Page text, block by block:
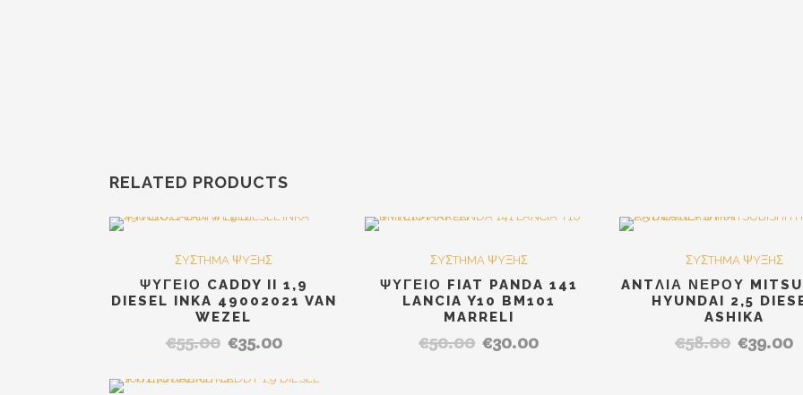
RELATED PRODUCTS
Out Of Stock
ΣYΣTHMA ΨYΞHΣ
ΨΥΓΕΙΟ CADDY II 1,9
DIESEL INKA 49002021 VAN
WEZEL
€55.00 Original
€35.00Η
Out Of Stock
ΣYΣTHMA ΨYΞHΣ
ΨΥΓΕΙΟ FIAT PANDA 141
LANCIA Y10 BM101
MARRELI
€50.00 Original
€30.00Η
ΣYΣTHMA ΨYΞHΣ
ANTΛΙΑ ΝΕΡΟΥ
HYUNDAI 2,5
ASHIKA
€58.00 Original
€39.00Η